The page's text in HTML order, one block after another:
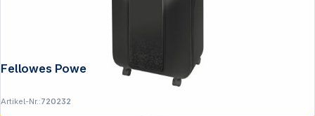
Fellowes Powershred LX 200
Artikel-Nr.:720232